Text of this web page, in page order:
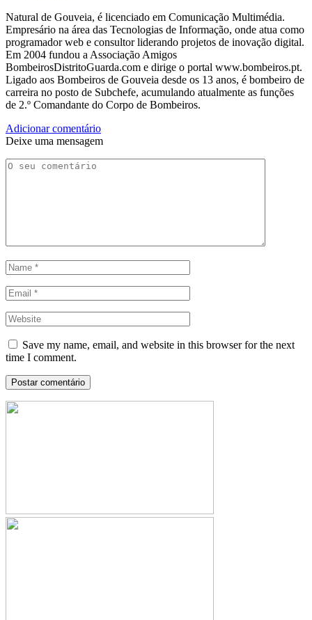
Natural de Gouveia, é licenciado em Comunicação Multimédia.
Empresário na área das Tecnologias de Informação, onde atua como
programador web e consultor liderando projetos de inovação digital.
Em 2004 fundou a Associação Amigos
BombeirosDistritoGuarda.com e dirige o portal www.bombeiros.pt.
Ligado aos Bombeiros de Gouveia desde os 13 anos, é bombeiro de
carreira no posto de Subchefe, acumulando atualmente as funções
de 2.º Comandante do Corpo de Bombeiros.
Adicionar comentário
Deixe uma mensagem
Save my name, email, and website in this browser for the next
time I comment.